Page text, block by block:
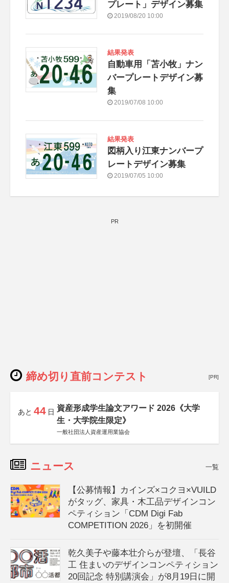
プレート」デザイン募集
2019/08/20 10:00
結果発表
自動車用「苫小牧」ナン
バープレートデザイン募
集
2019/07/08 10:00
結果発表
図柄入り江東ナンバープ
レートデザイン募集
2019/07/05 10:00
PR
締め切り直前コンテスト [PR]
あと 44 日 資産形成学生論文アワード 2026《大学
生・大学院生限定》
一般社団法人資産運用業協会
ニュース 一覧
【公募情報】カインズ×コクヨ×VUILD
がタッグ、家具・木工品デザインコン
ペティション「CDM Digi Fab
COMPETITION 2026」を初開催
乾久美子や藤本壮介らが登壇、「長谷
工 住まいのデザインコンペティション
20回記念 特別講演会」が8月19日に開